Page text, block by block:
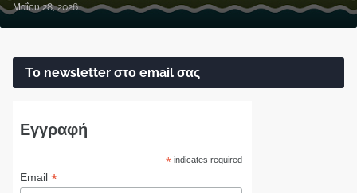
Μαΐου 28, 2026
Το newsletter στο email σας
Εγγραφή
* indicates required
Email *